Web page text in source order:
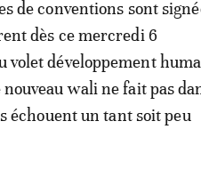
de conventions sont
dès ce mercredi 6
volet développement
wali ne fait pas
échouent un tant soit peu